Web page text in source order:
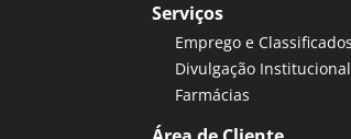
Serviços
Emprego e Classificados
Divulgação Institucional
Farmácias